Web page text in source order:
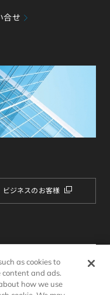
合せ
ビジネスのお客様
as cookies to
and ads.
how we use